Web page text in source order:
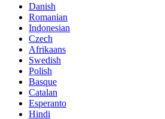
Danish
Romanian
Indonesian
Czech
Afrikaans
Swedish
Polish
Basque
Catalan
Esperanto
Hindi